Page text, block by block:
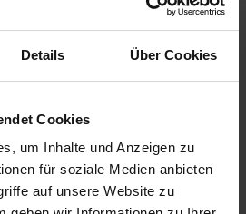
Details Über Cookies
Cookies
um Inhalte und Anzeigen zu
für soziale Medien anbieten
auf unsere Website zu
in Kiel für
ab 60 Jahren